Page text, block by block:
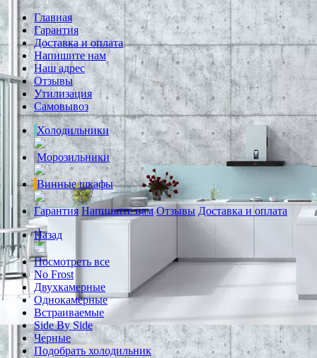
Главная
Гарантия
Доставка и оплата
Напишите нам
Наш адрес
Отзывы
Утилизация
Самовывоз
Холодильники
Морозильники
Винные шкафы
Гарантия Напишите нам Отзывы Доставка и оплата
Назад
Посмотреть все
No Frost
Двухкамерные
Однокамерные
Встраиваемые
Side By Side
Черные
Подобрать холодильник